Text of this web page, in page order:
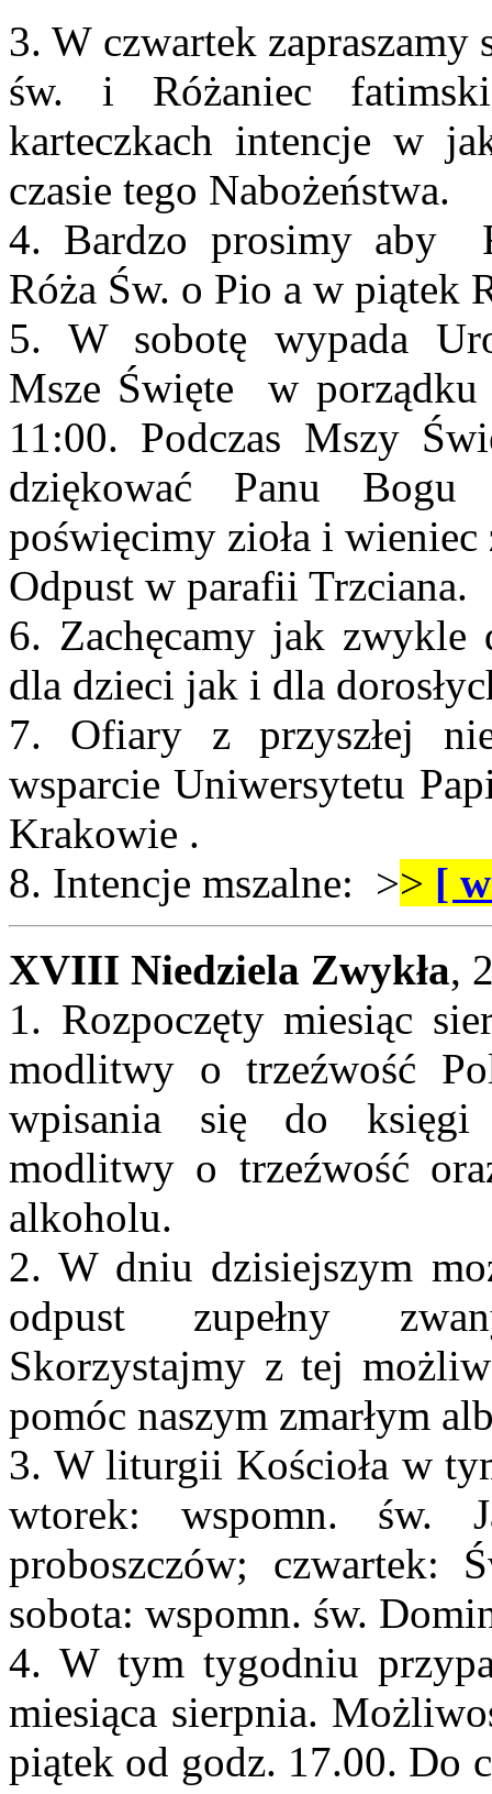
3. W czwartek zapraszamy
św. i Różaniec
karteczkach intencje w
czasie tego Nabożeństwa.
4. Bardzo prosimy aby
Róża Św. o Pio a w piątek
5. W sobotę wypada
Msze Święte w
11:00. Podczas Mszy
dziękować Panu
poświęcimy zioła i
Odpust w parafii Trzciana.
6. Zachęcamy jak
dla dzieci jak i dla
7. Ofiary z przyszłej
wsparcie Uniwersytetu
Krakowie .
8. Intencje mszalne: >> [
XVIII Niedziela Zwykła,
1. Rozpoczęty miesiąc
modlitwy o trzeźwość
wpisania się do księgi
modlitwy o trzeźwość
alkoholu.
2. W dniu dzisiejszym
odpust zupełny
Skorzystajmy z tej
pomóc naszym zmarłym
3. W liturgii Kościoła w
wtorek: wspomn. św.
proboszczów; czwartek:
sobota: wspomn. św.
4. W tym tygodniu
miesiąca sierpnia.
piątek od godz. 17.00. Do